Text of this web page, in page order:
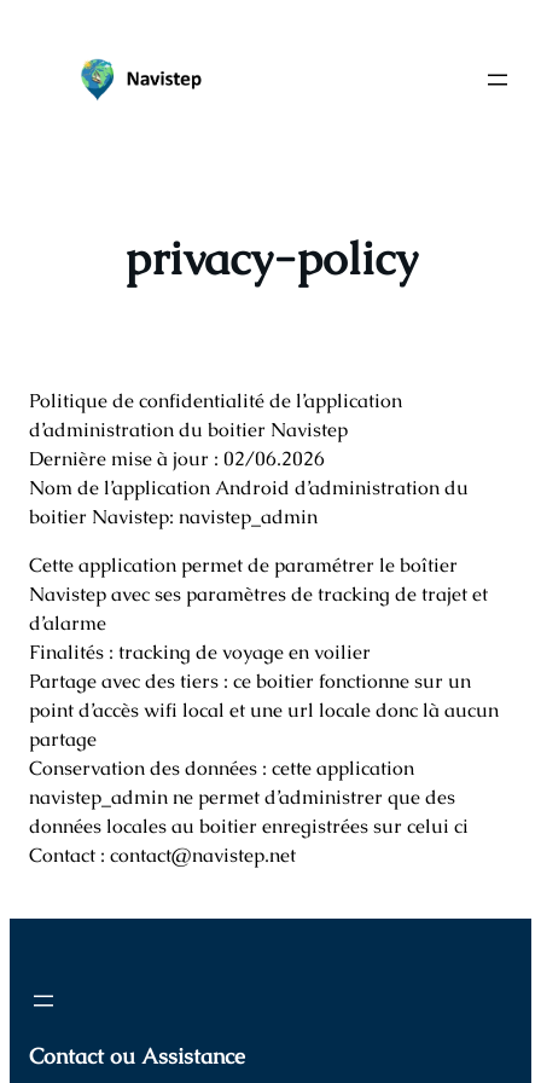
privacy-policy
Politique de confidentialité de l’application
d’administration du boitier Navistep
Dernière mise à jour : 02/06.2026
Nom de l’application Android d’administration du
boitier Navistep: navistep_admin
Cette application permet de paramétrer le boîtier
Navistep avec ses paramètres de tracking de trajet et
d’alarme
Finalités : tracking de voyage en voilier
Partage avec des tiers : ce boitier fonctionne sur un
point d’accès wifi local et une url locale donc là aucun
partage
Conservation des données : cette application
navistep_admin ne permet d’administrer que des
données locales au boitier enregistrées sur celui ci
Contact : contact@navistep.net
Contact ou Assistance